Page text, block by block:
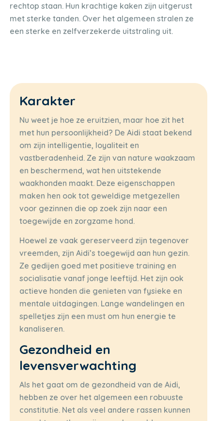
rechtop staan. Hun krachtige kaken zijn uitgerust
met sterke tanden. Over het algemeen stralen ze
een sterke en zelfverzekerde uitstraling uit.
Karakter
Nu weet je hoe ze eruitzien, maar hoe zit het
met hun persoonlijkheid? De Aidi staat bekend
om zijn intelligentie, loyaliteit en
vastberadenheid. Ze zijn van nature waakzaam
en beschermend, wat hen uitstekende
waakhonden maakt. Deze eigenschappen
maken hen ook tot geweldige metgezellen
voor gezinnen die op zoek zijn naar een
toegewijde en zorgzame hond.
Hoewel ze vaak gereserveerd zijn tegenover
vreemden, zijn Aidi’s toegewijd aan hun gezin.
Ze gedijen goed met positieve training en
socialisatie vanaf jonge leeftijd. Het zijn ook
actieve honden die genieten van fysieke en
mentale uitdagingen. Lange wandelingen en
spelletjes zijn een must om hun energie te
kanaliseren.
Gezondheid en
levensverwachting
Als het gaat om de gezondheid van de Aidi,
hebben ze over het algemeen een robuuste
constitutie. Net als veel andere rassen kunnen